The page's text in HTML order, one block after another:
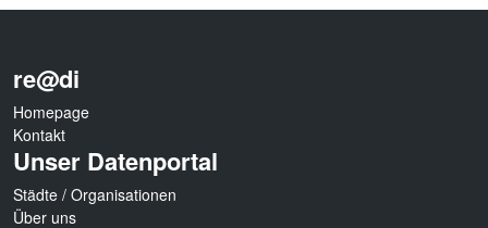
re@di
Homepage
Kontakt
Unser Datenportal
Städte / Organisationen
Über uns